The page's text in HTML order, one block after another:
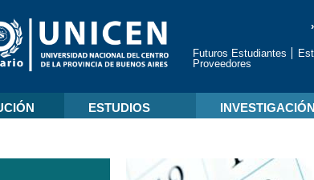
Futuros Estudiantes
Proveedores
ESTUDIOS INVESTIGACIÓN